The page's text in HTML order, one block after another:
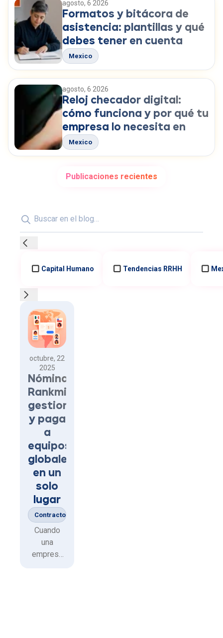
agosto, 6 2026
Formatos y bitácora de
asistencia: plantillas y qué
debes tener en cuenta
Mexico
agosto, 6 2026
Reloj checador digital:
cómo funciona y por qué tu
empresa lo necesita en
2026
Mexico
Publicaciones recientes
Capital Humano Tendencias RRHH
Artículos del blog
octubre, 22
2025
Nómina
Rankmi:
gestiona
y paga
a
equipos
globales
en un
solo
lugar
Contractors
Cuando
una
empresa